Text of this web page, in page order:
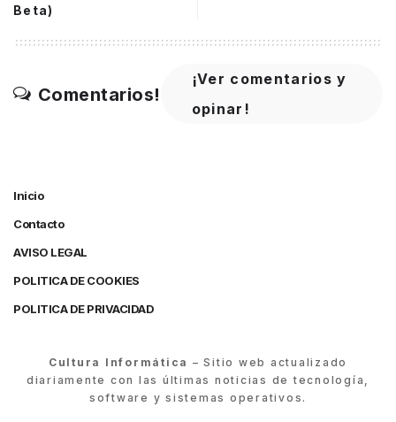
Beta)
Comentarios!
¡Ver comentarios y
opinar!
Inicio
Contacto
AVISO LEGAL
POLITICA DE COOKIES
POLITICA DE PRIVACIDAD
Cultura Informática – Sitio web actualizado
diariamente con las últimas noticias de tecnología,
software y sistemas operativos.